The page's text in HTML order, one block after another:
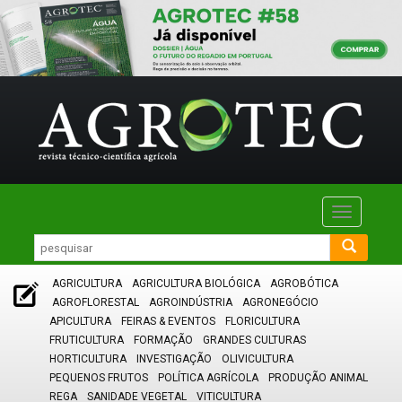
Toggle
AGRICULTURA AGRICULTURA BIOLÓGICA
AGROBÓTICA
AGROFLORESTAL
AGROINDÚSTRIA
AGRONEGÓCIO
APICULTURA
FEIRAS & EVENTOS
FLORICULTURA
FRUTICULTURA
FORMAÇÃO
GRANDES CULTURAS
HORTICULTURA
INVESTIGAÇÃO
OLIVICULTURA
PEQUENOS FRUTOS
POLÍTICA AGRÍCOLA
PRODUÇÃO ANIMAL
REGA
SANIDADE VEGETAL VITICULTURA